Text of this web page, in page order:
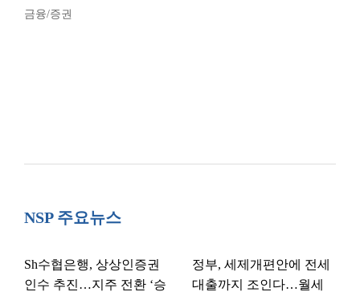
금융/증권
NSP 주요뉴스
Sh수협은행, 상상인증권
인수 추진…지주 전환 ‘승
정부, 세제개편안에 전세
대출까지 조인다…월세